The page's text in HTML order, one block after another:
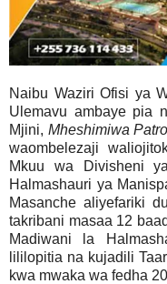
Naibu Waziri Ofisi ya
Ulemavu ambaye pia
Mjini, Mheshimiwa
waombelezaji
Mkuu wa Divisheni
Halmashauri ya
Masanche aliyefariki
takribani masaa 12
Madiwani la
lililopitia na kujadili
kwa mwaka wa fedha